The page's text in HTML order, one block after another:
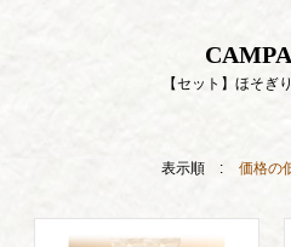
【セット】ほそぎ
表示順 : 価格の